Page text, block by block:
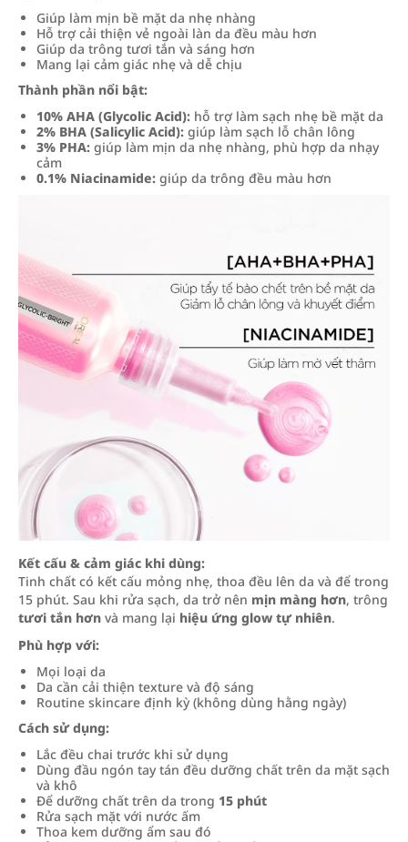
Giúp làm mịn bề mặt da nhẹ nhàng
Hỗ trợ cải thiện vẻ ngoài làn da đều màu hơn
Giúp da trông tươi tắn và sáng hơn
Mang lại cảm giác nhẹ và dễ chịu
Thành phần nổi bật:
10% AHA (Glycolic Acid): hỗ trợ làm sạch nhẹ bề mặt da
2% BHA (Salicylic Acid): giúp làm sạch lỗ chân lông
3% PHA: giúp làm mịn da nhẹ nhàng, phù hợp da nhạy
cảm
0.1% Niacinamide: giúp da trông đều màu hơn
Kết cấu & cảm giác khi dùng:
Tinh chất có kết cấu mỏng nhẹ, thoa đều lên da và để trong
15 phút. Sau khi rửa sạch, da trở nên mịn màng hơn, trông
tươi tắn hơn và mang lại hiệu ứng glow tự nhiên.
Phù hợp với:
Mọi loại da
Da cần cải thiện texture và độ sáng
Routine skincare định kỳ (không dùng hằng ngày)
Cách sử dụng:
Lắc đều chai trước khi sử dụng
Dùng đầu ngón tay tán đều dưỡng chất trên da mặt sạch
và khô
Để dưỡng chất trên da trong 15 phút
Rửa sạch mặt với nước ấm
Thoa kem dưỡng ẩm sau đó